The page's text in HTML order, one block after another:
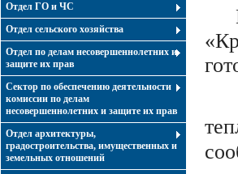
Отдел ГО и ЧС
Отдел сельского хозяйства
Отдел по делам несовершеннолетних и
защите их прав
Сектор по обеспечению деятельности
комиссии по делам
несовершеннолетних и защите их прав
Отдел архитектуры,
градостроительства, имущественных и
земельных отношений